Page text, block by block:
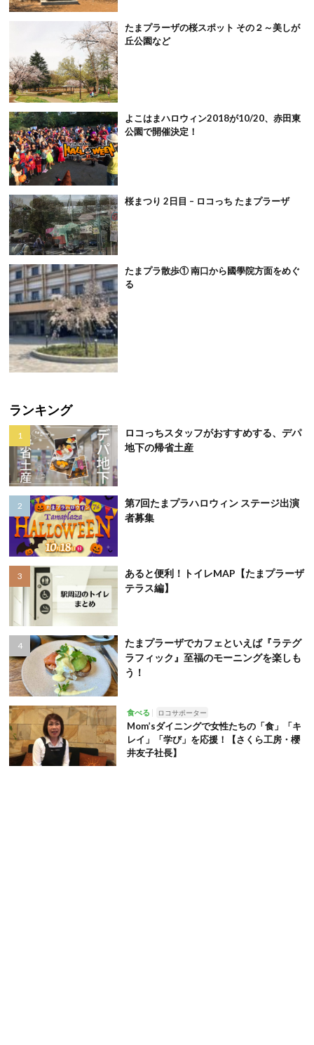
たまプラーザの桜スポット その２～美しが
丘公園など
よこはまハロウィン2018が10/20、赤田東
公園で開催決定！
桜まつり 2日目 – ロコっち たまプラーザ
たまプラ散歩① 南口から國學院方面をめぐ
る
ランキング
ロコっちスタッフがおすすめする、デパ
地下の帰省土産
第7回たまプラハロウィン ステージ出演
者募集
あると便利！トイレMAP【たまプラーザ
テラス編】
たまプラーザでカフェといえば『ラテグ
ラフィック』至福のモーニングを楽しも
う！
食べる ロコサポーター
Mom’sダイニングで女性たちの「食」「キ
レイ」「学び」を応援！【さくら工房・櫻
井友子社長】